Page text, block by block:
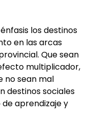
los destinos
en las arcas
Que sean
multiplicador,
no sean mal
destinos sociales
aprendizaje y